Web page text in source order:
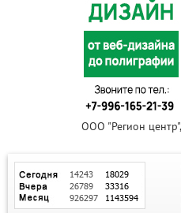
ООО "Регион